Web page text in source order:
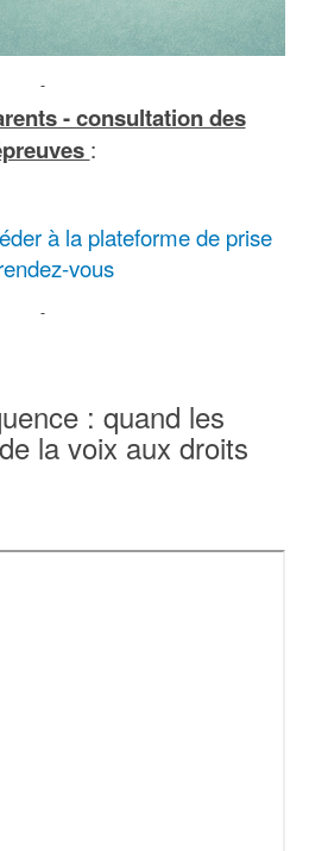
- consultation des
:
à la plateforme de prise
vous
: quand les
la voix aux droits